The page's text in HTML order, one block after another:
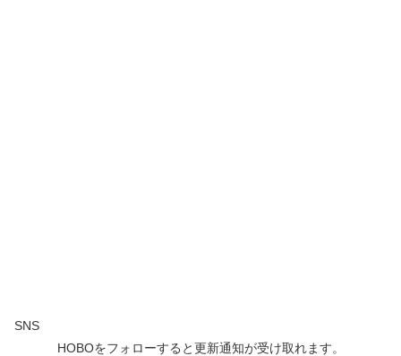
SNS
HOBOをフォローすると更新通知が受け取れます。